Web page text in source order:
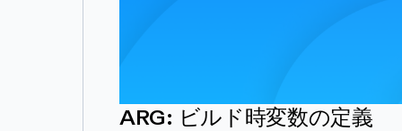
ARG: ビルド時変数の定義